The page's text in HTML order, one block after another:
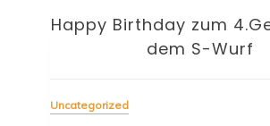
Happy Birthday zum
dem S-Wurf
Uncategorized